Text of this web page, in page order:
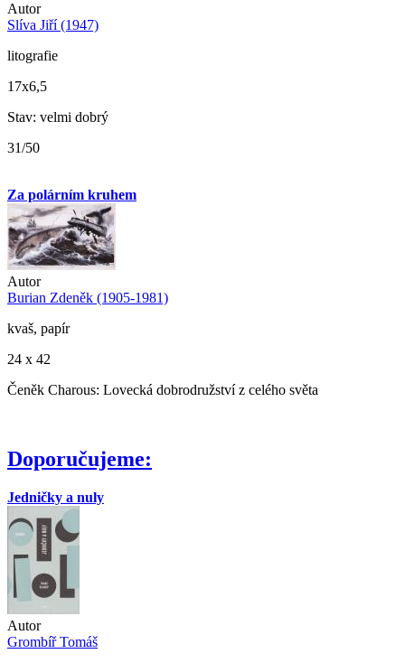
Autor
Slíva Jiří (1947)
litografie
17x6,5
Stav: velmi dobrý
31/50
Za polárním kruhem
Autor
Burian Zdeněk (1905-1981)
kvaš, papír
24 x 42
Čeněk Charous: Lovecká dobrodružství z celého světa
Doporučujeme:
Jedničky a nuly
Autor
Grombíř Tomáš